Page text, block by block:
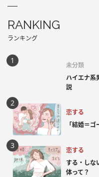
RANKING
ランキング
未分類
ハイエナ
説
恋する
「結婚＝
恋する
する・しな
体って？